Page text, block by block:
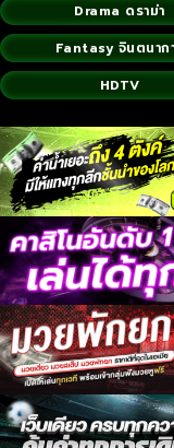
Drama ดราม่า
Fantasy จินตนาก
HDTV